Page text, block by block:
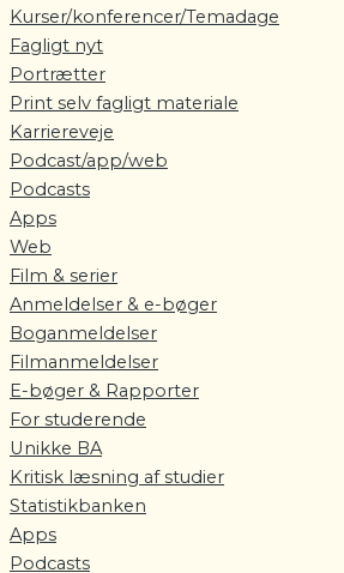
Kurser/konferencer/Temadage
Fagligt nyt
Portrætter
Print selv fagligt materiale
Karriereveje
Podcast/app/web
Podcasts
Apps
Web
Film & serier
Anmeldelser & e-bøger
Boganmeldelser
Filmanmeldelser
E-bøger & Rapporter
For studerende
Unikke BA
Kritisk læsning af studier
Statistikbanken
Apps
Podcasts